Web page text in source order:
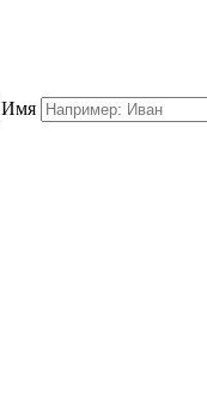
Имя